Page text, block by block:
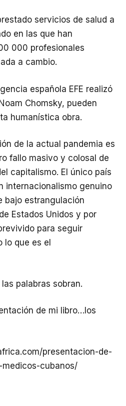
servicios de salud a
en las que han
000 profesionales
a cambio.
española EFE realizó
Chomsky, pueden
humanística obra.
de la actual pandemia es
fallo masivo y colosal de
capitalismo. El único país
internacionalismo genuino
bajo estrangulación
Estados Unidos y por
para seguir
lo que es el
palabras sobran.
de mi libro…los
presentacion-de-
cubanos/